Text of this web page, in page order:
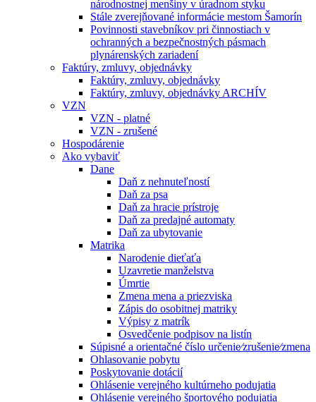
národnostnej menšiny v úradnom styku
Stále zverejňované informácie mestom Šamorín
Povinnosti stavebníkov pri činnostiach v
ochranných a bezpečnostných pásmach
plynárenských zariadení
Faktúry, zmluvy, objednávky
Faktúry, zmluvy, objednávky
Faktúry, zmluvy, objednávky ARCHÍV
VZN
VZN - platné
VZN - zrušené
Hospodárenie
Ako vybaviť
Dane
Daň z nehnuteľností
Daň za psa
Daň za hracie prístroje
Daň za predajné automaty
Daň za ubytovanie
Matrika
Narodenie dieťaťa
Uzavretie manželstva
Úmrtie
Zmena mena a priezviska
Zápis do osobitnej matriky
Výpisy z matrík
Osvedčenie podpisov na listín
Súpisné a orientačné číslo určenie⁄zrušenie⁄zmena
Ohlasovanie pobytu
Poskytovanie dotácií
Ohlásenie verejného kultúrneho podujatia
Ohlásenie verejného športového podujatia